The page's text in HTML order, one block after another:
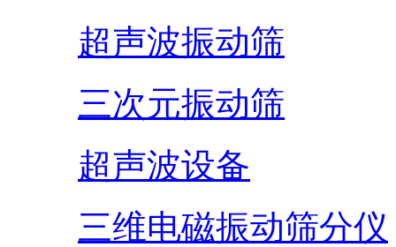
超声波振动筛
三次元振动筛
超声波设备
三维电磁振动筛分仪